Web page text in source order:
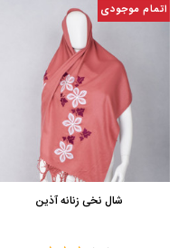
اتمام موجودی
شال نخی زنانه آذین